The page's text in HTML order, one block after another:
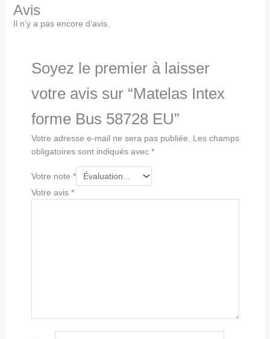
Avis
Il n’y a pas encore d’avis.
Soyez le premier à laisser
votre avis sur “Matelas Intex
forme Bus 58728 EU”
Votre adresse e-mail ne sera pas publiée.
Les champs
obligatoires sont indiqués avec *
Votre note *
Votre avis *